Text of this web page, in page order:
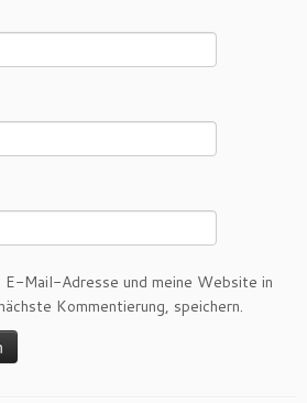
E-Mail-Adresse und meine Website in
Kommentierung, speichern.